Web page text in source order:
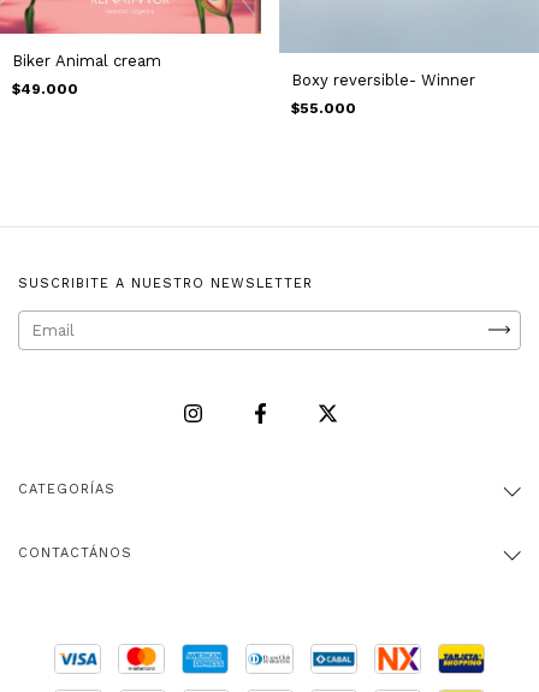
Biker Animal cream
$49.000
Boxy reversible- Winner
$55.000
SUSCRIBITE A NUESTRO NEWSLETTER
CATEGORÍAS
CONTACTÁNOS